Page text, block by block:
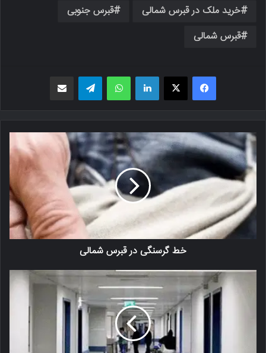
خرید ملک در قبرس شمالی
قبرس جنوبی
قبرس شمالی
فیسبوک X لینکدین واتس اپ
خط گرسنگی در قبرس شمالی